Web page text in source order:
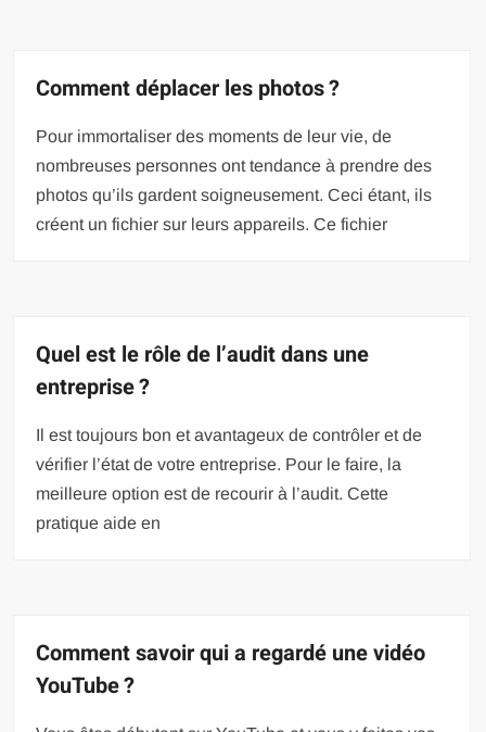
Comment déplacer les photos ?
Pour immortaliser des moments de leur vie, de
nombreuses personnes ont tendance à prendre des
photos qu’ils gardent soigneusement. Ceci étant, ils
créent un fichier sur leurs appareils. Ce fichier
Quel est le rôle de l’audit dans une
entreprise ?
Il est toujours bon et avantageux de contrôler et de
vérifier l’état de votre entreprise. Pour le faire, la
meilleure option est de recourir à l’audit. Cette
pratique aide en
Comment savoir qui a regardé une vidéo
YouTube ?